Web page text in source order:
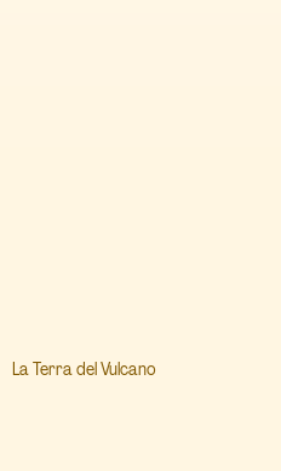
La Terra del Vulcano